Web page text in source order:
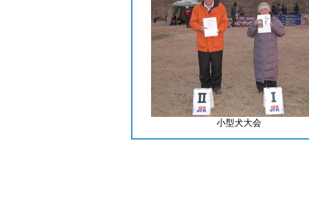
小型犬大会